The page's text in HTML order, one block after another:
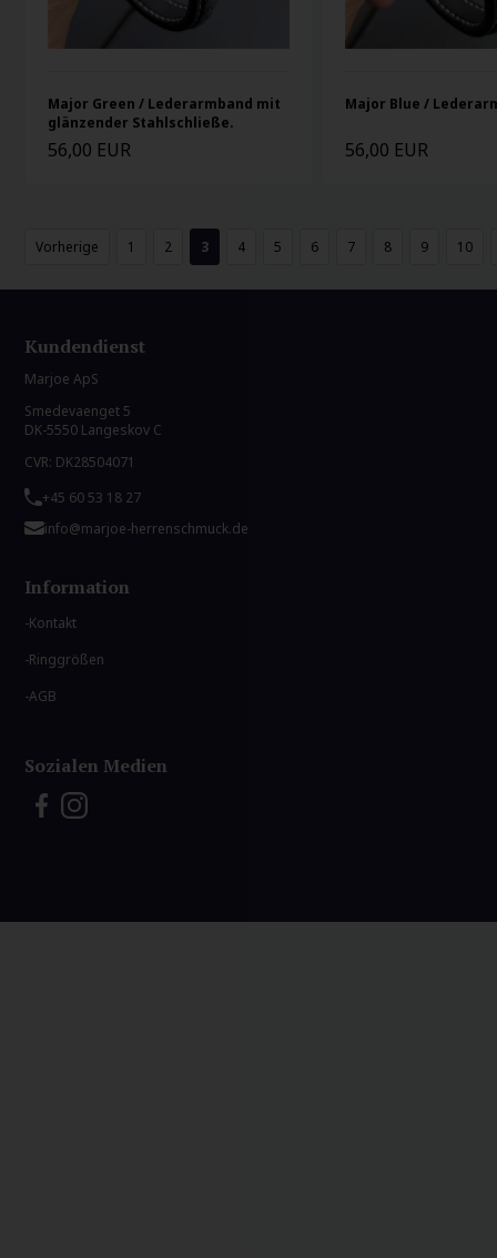
Major Green / Lederarmband mit
glänzender Stahlschließe.
56,00 EUR
Major Blue /
56,00 EUR
Vorherige 1 2 3 4 5 6 7 8 9 10
Kundendienst
Marjoe ApS
Smedevaenget 5
DK-5550 Langeskov C
CVR: DK28504071
+45 60 53 18 27
info@marjoe-herrenschmuck.de
Information
Kontakt
Ringgrößen
AGB
Sozialen Medien